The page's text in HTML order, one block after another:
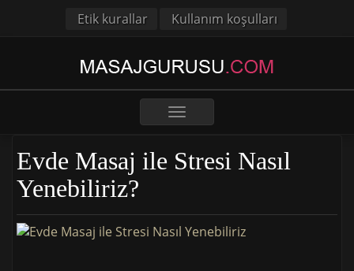
Etik kurallar Kullanım koşulları
Toggle
Evde Masaj ile Stresi Nasıl
Yenebiliriz?